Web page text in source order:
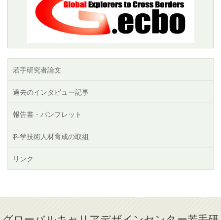
若手研究者論文
過去のインタビュー記事
報告書・パンフレット
科学技術人材育成の取組
リンク